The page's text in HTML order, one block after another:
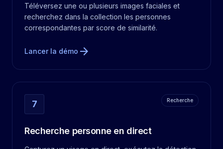
Téléversez une ou plusieurs images faciales et
recherchez dans la collection les personnes
correspondantes par score de similarité.
Lancer la démo arrow_forward
7 Recherche
Recherche personne en direct